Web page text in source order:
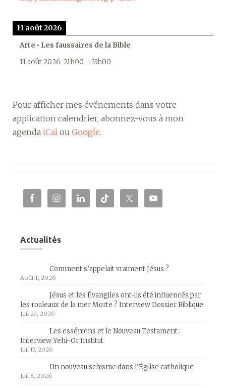
11 août 2026
Arte • Les faussaires de la Bible
11 août 2026 21h00 - 23h00
Pour afficher mes événements dans votre
application calendrier, abonnez-vous à mon
agenda iCal ou Google.
Actualités
Comment s’appelait vraiment Jésus ?
Août 1, 2026
Jésus et les Évangiles ont-ils été influencés par
les rouleaux de la mer Morte ? Interview Dossier Biblique
Juil 23, 2026
Les esséniens et le Nouveau Testament :
Interview Yehi-Or Institut
Juil 17, 2026
Un nouveau schisme dans l’Église catholique
Juil 8, 2026